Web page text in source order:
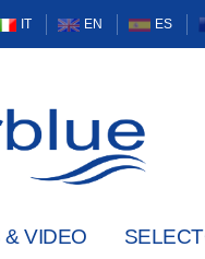
IT EN ES
& VIDEO